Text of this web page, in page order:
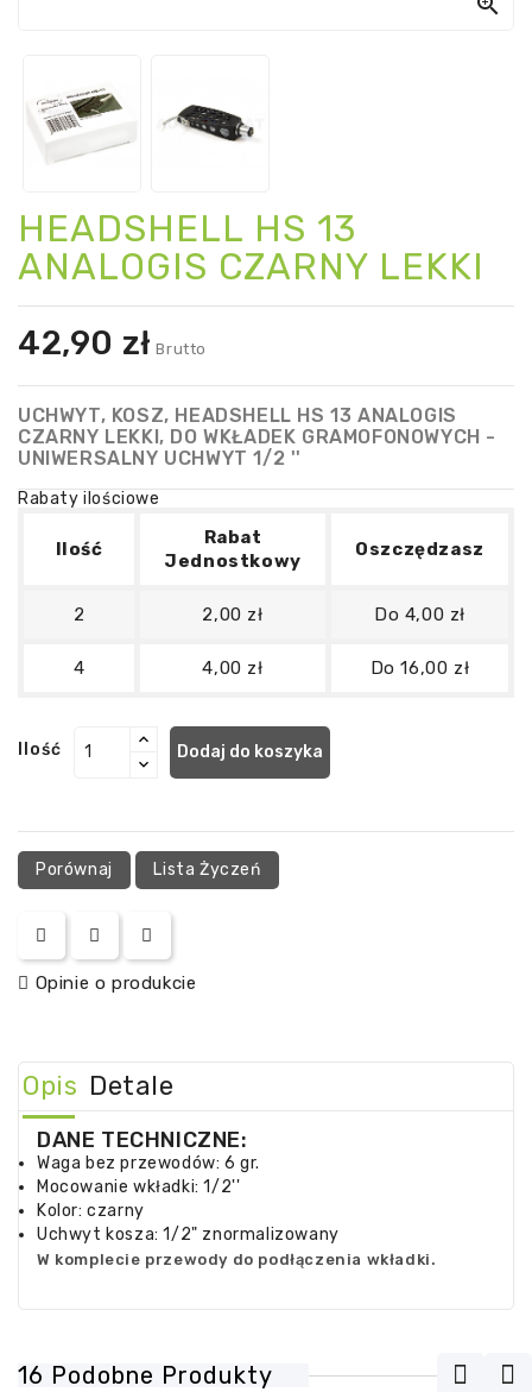
HEADSHELL HS 13
ANALOGIS CZARNY LEKKI
42,90 zł Brutto
UCHWYT, KOSZ, HEADSHELL HS 13 ANALOGIS
CZARNY LEKKI, DO WKŁADEK GRAMOFONOWYCH -
UNIWERSALNY UCHWYT 1/2 ''
Rabaty ilościowe
Ilość
Rabat
Jednostkowy
Oszczędzasz
2 2,00 zł Do 4,00 zł
4 4,00 zł Do 16,00 zł
Ilość Dodaj do koszyka
Porównaj Lista Życzeń
Opinie o produkcie
Opis Detale
DANE TECHNICZNE:
Waga bez przewodów: 6 gr.
Mocowanie wkładki: 1/2''
Kolor: czarny
Uchwyt kosza: 1/2" znormalizowany
W komplecie przewody do podłączenia wkładki.
16 Podobne Produkty